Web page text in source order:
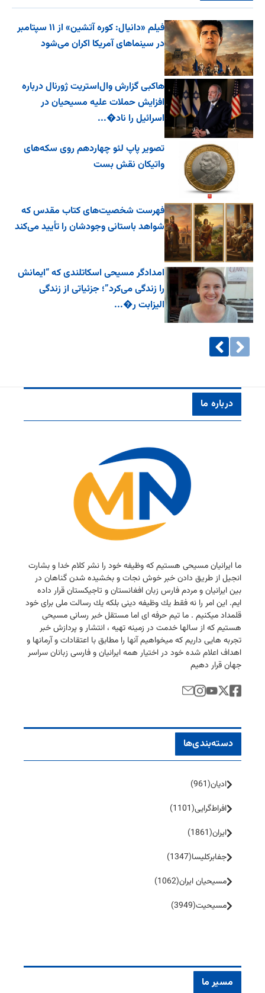
فیلم «دانیال: کوره آتشین» از ۱۱ سپتامبر
در سینماهای آمریکا اکران می‌شود
هاکبی گزارش وال‌استریت ژورنال درباره
افزایش حملات علیه مسیحیان در
اسرائیل را ناد�...
تصویر پاپ لئو چهاردهم روی سکه‌های
واتیکان نقش بست
فهرست شخصیت‌های کتاب مقدس که
شواهد باستانی وجودشان را تأیید می‌کند
امدادگر مسیحی اسکاتلندی که “ایمانش
را زندگی می‌کرد”؛ جزئیاتی از زندگی
الیزابت ر�...
درباره ما
ما ایرانیان مسیحی هستیم كه وظیفه خود را نشر كلام خدا و بشارت
انجیل از طریق دادن خبر خوش نجات و بخشیده شدن گناهان در
بین ایرانیان و مردم فارس زبان افغانستان و تاجیكستان قرار داده
ایم. این امر را نه فقط یك وظیفه دینی بلكه یك رسالت ملی برای خود
قلمداد میكنیم . ما تیم حرفه ای اما مستقل خبر رسانی مسیحی
هستیم كه از سالها خدمت در زمینه تهیه ، انتشار و پردازش خبر
تجربه هایی داریم كه میخواهیم آنها را مطابق با اعتقادات و آرمانها و
اهداف اعلام شده خود در اختیار همه ایرانیان و فارسی زبانان سراسر
جهان قرار دهیم
دسته‌بندی‌ها
ادیان(961)
افراط‌گرایی(1101)
ایران(1861)
جفا‌بر‌کلیسا(1347)
مسیحیان ایران(1062)
مسیحیت(3949)
مسیر ما